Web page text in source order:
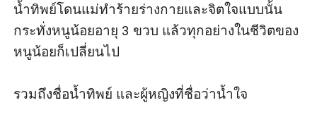
น้ำทิพย์โดนแม่ทำร้ายร่างกายและจิตใจแบบนั้น
กระทั่งหนูน้อยอายุ 3 ขวบ แล้วทุกอย่างในชีวิตของ
หนูน้อยก็เปลี่ยนไป
รวมถึงชื่อน้ำทิพย์ และผู้หญิงที่ชื่อว่าน้ำใจ